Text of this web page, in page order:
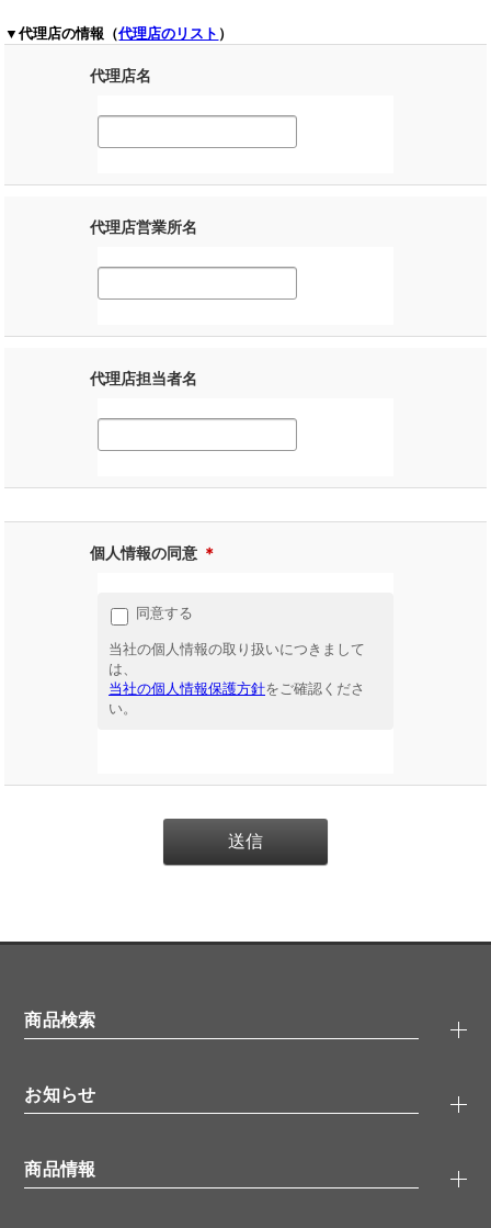
▼代理店の情報（代理店のリスト ）
代理店名
代理店営業所名
代理店担当者名
個人情報の同意 ＊
同意する
当社の個人情報の取り扱いにつきまして
は、
当社の個人情報保護方針をご確認くださ
い。
商品検索
タンパク質検索
ELISA/ELISpot検索
品番検索
お知らせ
無料サンプル
商品情報